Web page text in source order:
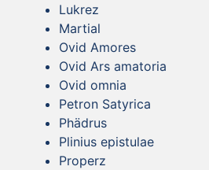
Lukrez
Martial
Ovid Amores
Ovid Ars amatoria
Ovid omnia
Petron Satyrica
Phädrus
Plinius epistulae
Properz